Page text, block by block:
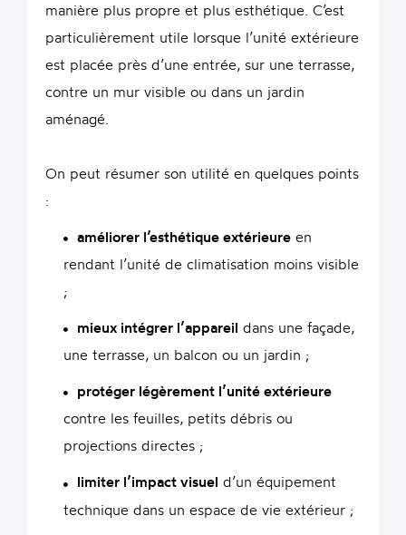
manière plus propre et plus esthétique. C’est
particulièrement utile lorsque l’unité extérieure
est placée près d’une entrée, sur une terrasse,
contre un mur visible ou dans un jardin
aménagé.
On peut résumer son utilité en quelques points
:
améliorer l’esthétique extérieureen
rendant l’unité de climatisation moins visible
;
mieux intégrer l’appareil dans une façade,
une terrasse, un balcon ou un jardin ;
protéger légèrement l’unité extérieure
contre les feuilles, petits débris ou
projections directes ;
limiter l’impact visuel d’un équipement
technique dans un espace de vie extérieur ;